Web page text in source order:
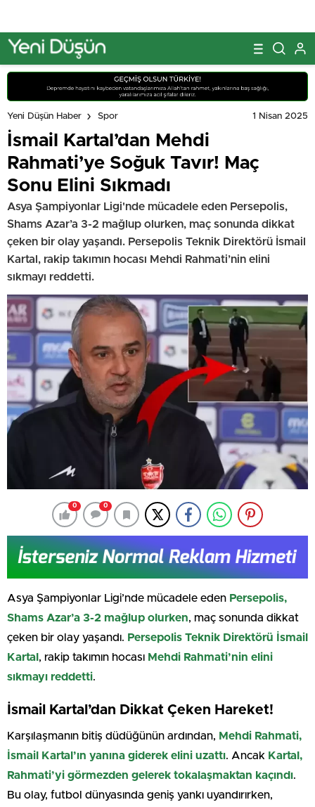
Yeni Düşün Haber Spor 1 Nisan 2025
İsmail Kartal’dan Mehdi
Rahmati’ye Soğuk Tavır! Maç
Sonu Elini Sıkmadı
Asya Şampiyonlar Ligi'nde mücadele eden Persepolis,
Shams Azar’a 3-2 mağlup olurken, maç sonunda dikkat
çeken bir olay yaşandı. Persepolis Teknik Direktörü İsmail
Kartal, rakip takımın hocası Mehdi Rahmati’nin elini
sıkmayı reddetti.
0 0
Asya Şampiyonlar Ligi’nde mücadele eden Persepolis,
Shams Azar’a 3-2 mağlup olurken, maç sonunda dikkat
çeken bir olay yaşandı. Persepolis Teknik Direktörü İsmail
Kartal , rakip takımın hocası Mehdi Rahmati’nin elini
sıkmayı reddetti.
İsmail Kartal’dan Dikkat Çeken Hareket!
Karşılaşmanın bitiş düdüğünün ardından, Mehdi Rahmati,
İsmail Kartal’ın yanına giderek elini uzattı. Ancak Kartal,
Rahmati’yi görmezden gelerek tokalaşmaktan kaçındı.
Bu olay, futbol dünyasında geniş yankı uyandırırken,